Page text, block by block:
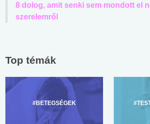
8 dolog, amit senki sem mondott el
szerelemről
Top témák
#BETEGSÉGEK